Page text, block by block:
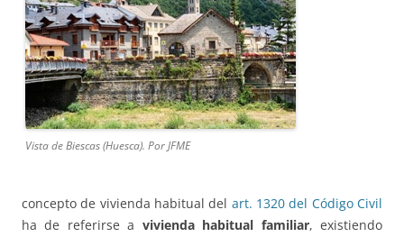
Vista de Biescas (Huesca). Por JFME
concepto de vivienda habitual del art. 1320 del Código Civil
ha de referirse a vivienda habitual familiar, existiendo